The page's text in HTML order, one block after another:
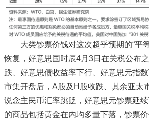
大类钞票价钱对这次超乎预期的“平等
恢复，好意思国时辰4月3日在关税公布
跌、好意思债收益率下行、好意思元指
市集开盘后，A股及H股收跌、其余亚太
说念主民币汇率跳贬，好意思元钞票延
的商品包括黄金在内均多量下落，钞票